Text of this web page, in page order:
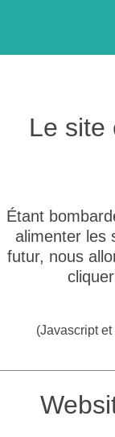
Le
Étant
alimenter les
futur, nous
(Javascript